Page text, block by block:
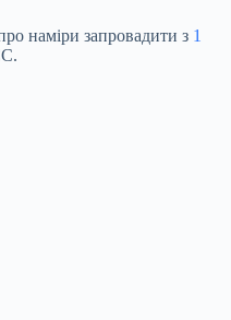
наміри запровадити з 1